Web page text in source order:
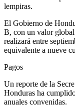
lempiras.
El Gobierno de
B, con un valor
realizará entre
equivalente a nueve
Pagos
Un reporte de la
Honduras ha
anuales convenidas.